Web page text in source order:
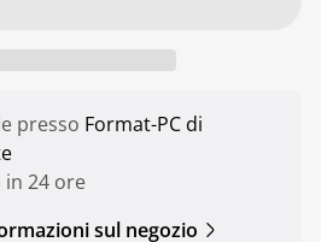
presso Format-PC di
24 ore
sul negozio